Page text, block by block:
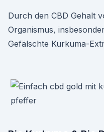
Durch den CBD Gehalt
Organismus,
Gefälschte Kurkuma-